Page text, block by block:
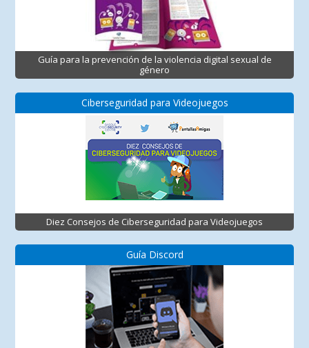
Guía para la prevención de la violencia digital sexual de
género
Ciberseguridad para Videojuegos
Diez Consejos de Ciberseguridad para Videojuegos
Guía Discord